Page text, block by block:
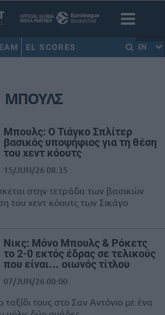
EL SCORES EN
ΜΠΟΥΛΣ
Μπουλς: Ο Τιάγκο Σπλίτερ
βασικός υποψήφιος για τη θέση
του χεντ κόουτς
15/JUN/26 08:35
στην τετράδα των βασικών
του χεντ κόουτς των Σικάγο
Νικς: Μόνο Μπουλς & Ρόκετς
το 2-0 εκτός έδρας σε τελικούς
που είναι… οιωνός τίτλου
07/JUN/26 00:00
τους στο Σαν Αντόνιο με ένα